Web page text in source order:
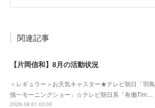
関連記事
【片岡信和】8月の活動状況
＜レギュラー＞お天気キャスター★テレビ朝日「羽鳥
慎一モーニングショー」☆テレビ朝日系「有働Tim…
2026.08.01 03:00